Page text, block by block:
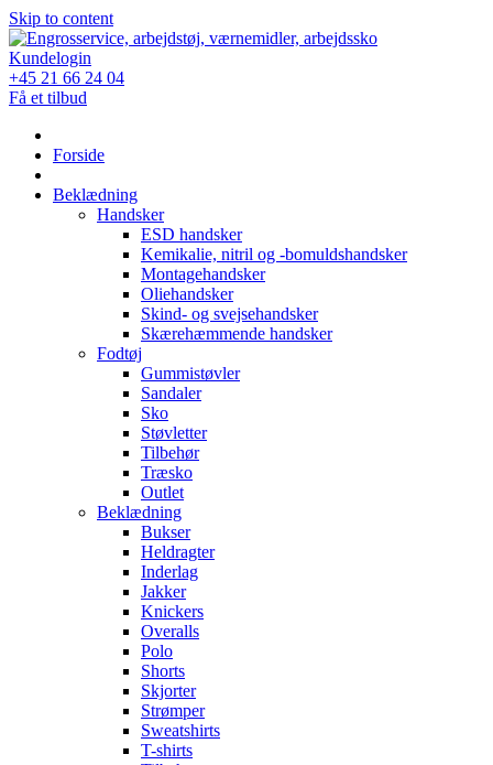
Skip to content
Kundelogin
+45 21 66 24 04
Få et tilbud
Forside
Beklædning
Handsker
ESD handsker
Kemikalie, nitril og -bomuldshandsker
Montagehandsker
Oliehandsker
Skind- og svejsehandsker
Skærehæmmende handsker
Fodtøj
Gummistøvler
Sandaler
Sko
Støvletter
Tilbehør
Træsko
Outlet
Beklædning
Bukser
Heldragter
Inderlag
Jakker
Knickers
Overalls
Polo
Shorts
Skjorter
Strømper
Sweatshirts
T-shirts